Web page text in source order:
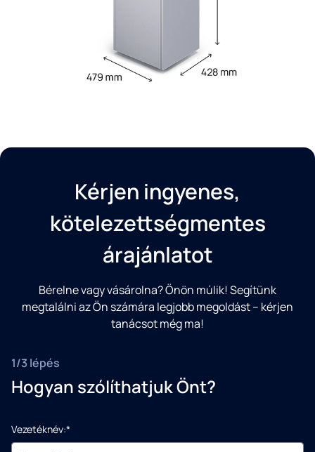
Kérjen ingyenes,
kötelezettségmentes
árajánlatot
Bérelne vagy vásárolna? Önön múlik! Segítünk
megtalálni az Ön számára legjobb megoldást – kérjen
tanácsot még ma!
1/3 lépés
Hogyan szólíthatjuk Önt?
Vezetéknév:*